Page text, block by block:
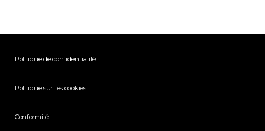
Politique de confidentialité
Politique sur les cookies
Conformité